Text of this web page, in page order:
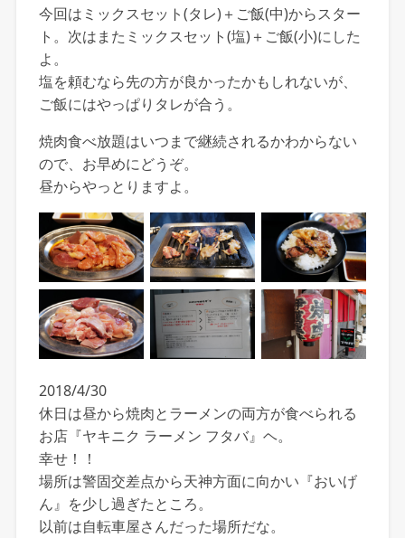
今回はミックスセット(タレ)＋ご飯(中)からスター
ト。次はまたミックスセット(塩)＋ご飯(小)にした
よ。
塩を頼むなら先の方が良かったかもしれないが、
ご飯にはやっぱりタレが合う。
焼肉食べ放題はいつまで継続されるかわからない
ので、お早めにどうぞ。
昼からやっとりますよ。
2018/4/30
休日は昼から焼肉とラーメンの両方が食べられる
お店『ヤキニク ラーメン フタバ』ヘ。
幸せ！！
場所は警固交差点から天神方面に向かい『おいげ
ん』を少し過ぎたところ。
以前は自転車屋さんだった場所だな。